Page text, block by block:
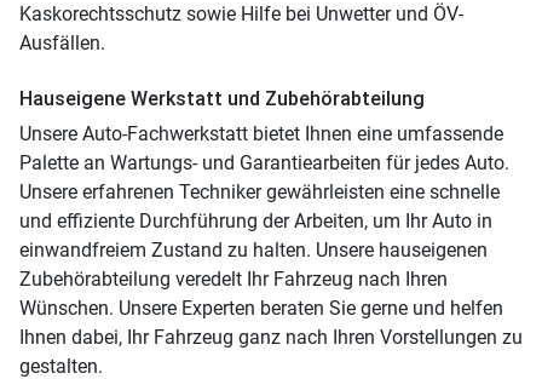
Kaskorechtsschutz sowie Hilfe bei Unwetter und ÖV-
Ausfällen.
Hauseigene Werkstatt und Zubehörabteilung
Unsere Auto-Fachwerkstatt bietet Ihnen eine umfassende
Palette an Wartungs- und Garantiearbeiten für jedes Auto.
Unsere erfahrenen Techniker gewährleisten eine schnelle
und effiziente Durchführung der Arbeiten, um Ihr Auto in
einwandfreiem Zustand zu halten. Unsere hauseigenen
Zubehörabteilung veredelt Ihr Fahrzeug nach Ihren
Wünschen. Unsere Experten beraten Sie gerne und helfen
Ihnen dabei, Ihr Fahrzeug ganz nach Ihren Vorstellungen zu
gestalten.